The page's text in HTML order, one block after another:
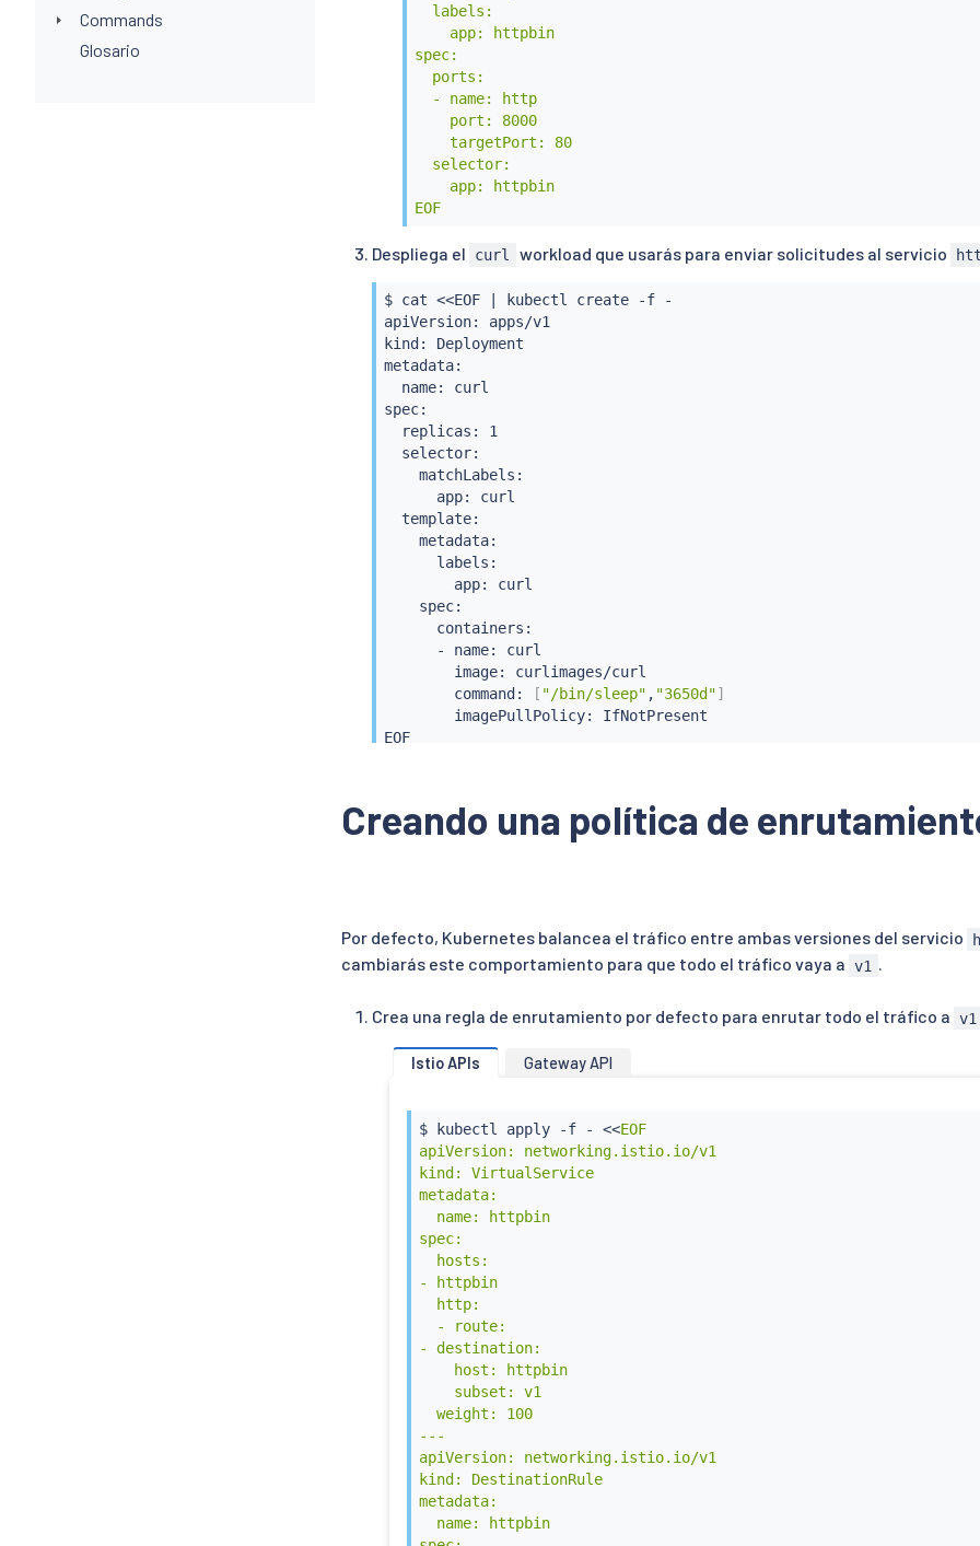
Commands
Glosario
  labels:
    app: httpbin
spec:
  ports:
  - name: http
    port: 8000
    targetPort: 80
  selector:
    app: httpbin
EOF
Despliega el curl workload que usarás para enviar solicitudes al servicio
$ cat <<EOF kubectl create -f -
apiVersion: apps/v1
kind: Deployment
metadata:
  name:
curl
spec:
  replicas: 1
  selector:
    matchLabels:
      app:
curl
  template:
    metadata:
      labels:
        app:
curl
    spec:
      containers:
      - name:
curl
        image: curlimages/curl
        command:
[ "/bin/sleep" , "3650d"]
        imagePullPolicy: IfNotPresent
EOF
Creando una política de
Por defecto, Kubernetes balancea el tráfico entre ambas versiones del servicio
cambiarás este comportamiento para que todo el tráfico vaya a v1 .
Crea una regla de enrutamiento por defecto para enrutar todo el tráfico a v1
Istio APIs Gateway API
$ kubectl apply -f - <<EOF
apiVersion: networking.istio.io/v1
kind: VirtualService
metadata:
  name: httpbin
spec:
  hosts:
- httpbin
  http:
  - route:
- destination:
    host: httpbin
    subset: v1
  weight: 100
---
apiVersion: networking.istio.io/v1
kind: DestinationRule
metadata:
  name: httpbin